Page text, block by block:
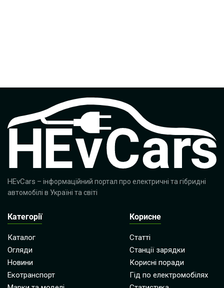
HEvCars – інформаційний портал про електричні та гібридні
автомобілі в Україні та світі
Категорії
Каталог
Огляди
Новини
Екотранспорт
Корисне
Статті
Станції зарядки
Корисні поради
Гід по електромобілях